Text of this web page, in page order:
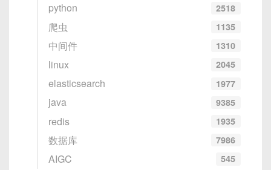
python 2518
爬虫 1135
中间件 1310
linux 2045
elasticsearch 1977
java 9385
redis 1935
数据库 7986
AIGC 545